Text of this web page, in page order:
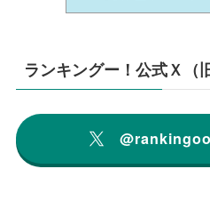
ランキングー！公式Ｘ（